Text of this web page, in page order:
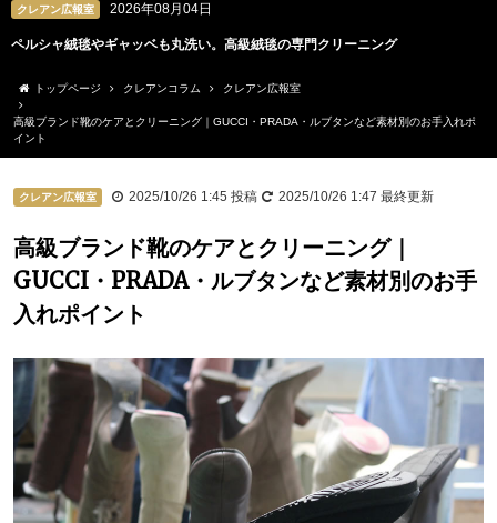
クレアン広報室 2026年08月04日
ペルシャ絨毯やギャッベも丸洗い。高級絨毯の専門クリーニング
トップページ クレアンコラム クレアン広報室
高級ブランド靴のケアとクリーニング｜GUCCI・PRADA・ルブタンなど素材別のお手入れポ
イント
クレアン広報室 2025/10/26 1:45 投稿 2025/10/26 1:47 最終更新
高級ブランド靴のケアとクリーニング｜
GUCCI・PRADA・ルブタンなど素材別のお手
入れポイント